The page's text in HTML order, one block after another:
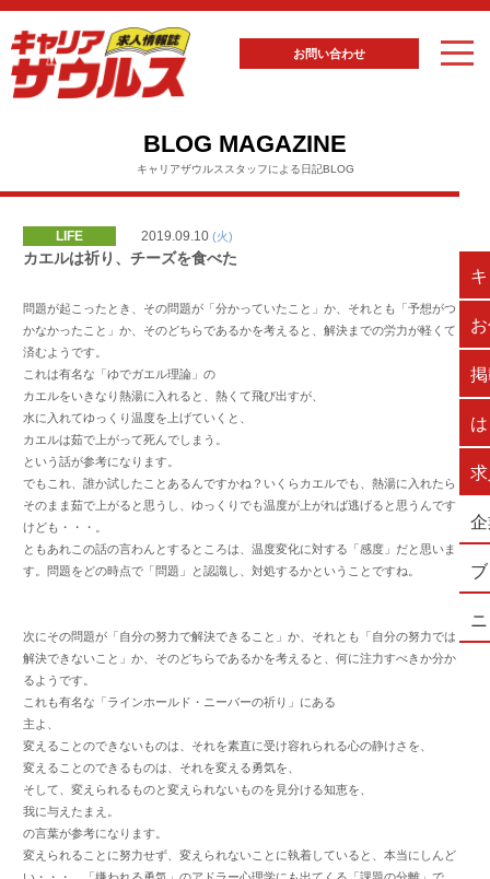
お問い合わせ
BLOG MAGAZINE
キャリアザウルススタッフによる日記BLOG
LIFE 2019.09.10 (火)
カエルは祈り、チーズを食べた
問題が起こったとき、その問題が「分かっていたこと」か、それとも「予想がつ
かなかったこと」か、そのどちらであるかを考えると、解決までの労力が軽くて
済むようです。
これは有名な「ゆでガエル理論」の
カエルをいきなり熱湯に入れると、熱くて飛び出すが、
水に入れてゆっくり温度を上げていくと、
カエルは茹で上がって死んでしまう。
という話が参考になります。
でもこれ、誰か試したことあるんですかね？いくらカエルでも、熱湯に入れたら
そのまま茹で上がると思うし、ゆっくりでも温度が上がれば逃げると思うんです
けども・・・。
ともあれこの話の言わんとするところは、温度変化に対する「感度」だと思いま
す。問題をどの時点で「問題」と認識し、対処するかということですね。
次にその問題が「自分の努力で解決できること」か、それとも「自分の努力では
解決できないこと」か、そのどちらであるかを考えると、何に注力すべきか分か
るようです。
これも有名な「ラインホールド・ニーバーの祈り」にある
主よ、
変えることのできないものは、それを素直に受け容れられる心の静けさを、
変えることのできるものは、それを変える勇気を、
そして、変えられるものと変えられないものを見分ける知恵を、
我に与えたまえ。
の言葉が参考になります。
変えられることに努力せず、変えられないことに執着していると、本当にしんど